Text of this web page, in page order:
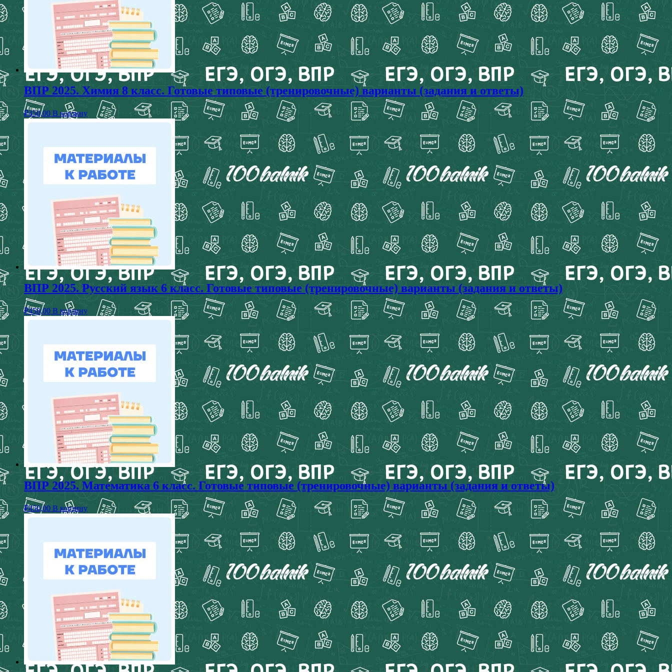
ВПР 2025. Химия 8 класс. Готовые типовые (тренировочные) варианты (задания и ответы)
₽450,00 В корзину
ВПР 2025. Русский язык 6 класс. Готовые типовые (тренировочные) варианты (задания и ответы)
₽450,00 В корзину
ВПР 2025. Математика 6 класс. Готовые типовые (тренировочные) варианты (задания и ответы)
₽450,00 В корзину